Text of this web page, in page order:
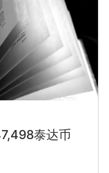
泰达币